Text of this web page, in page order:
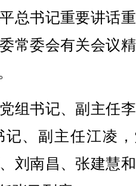
总书记重要讲话
常委会有关会议
书记、副主任
记、副主任江凌
刘南昌、张建慧